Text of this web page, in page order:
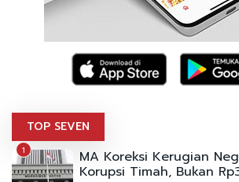
TOP SEVEN
1 MA Koreksi Kerugian
Korupsi Timah, Bukan